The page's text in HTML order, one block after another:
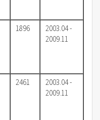
1896
2003.04 -
2009.11
2461
2003.04 -
2009.11